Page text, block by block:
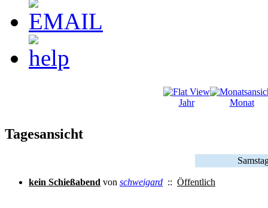
Jahr Monat
Tagesansicht
kein Schießabend von schweigard :: Öffentlich